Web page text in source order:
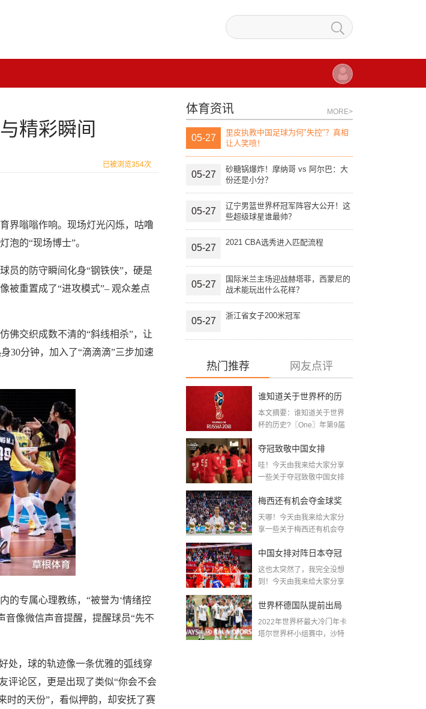
精彩瞬间
已被浏览354次
界嗡嗡作响。现场灯光闪烁，咕噜
泡的“现场博士”。
员的防守瞬间化身“钢铁侠”，硬是
被重置成了“进攻模式”– 观众差点
佛交织成数不清的“斜线相杀”，让
30分钟，加入了“滴滴滴”三步加速
的专属心理教练，“被誉为‘情绪控
音像微信声音提醒，提醒球员“先不
处，球的轨迹像一条优雅的弧线穿
评论区，更是出现了类似“你会不会
时的天份”，看似押韵，却安抚了赛
体育资讯 MORE>
05-27
里皮执教中国足球为何"失控"？真相
让人笑喷！
05-27
砂糖锅爆炸！摩纳哥 vs 阿尔巴：大
份还是小分？
05-27
辽宁男篮世界杯冠军阵容大公开！这
些超级球星谁最帅？
05-27
2021 CBA选秀进入匹配流程
05-27
国际米兰主场迎战赫塔菲，西蒙尼的
战术能玩出什么花样？
05-27
浙江省女子200米冠军
热门推荐 网友点评
谁知道关于世界杯的历
史 「十二月四号世界杯
本文摘要：谁知道关于世界
杯的历史?〖One〗年第9届
夺冠致敬中国女排
〖2020关于电影 夺冠 观
哇！今天由我来给大家分享
一些关于夺冠致敬中国女排
梅西还有机会夺金球奖
〖梅老七什么梗〗
天哪！今天由我来给大家分
享一些关于梅西还有机会夺
中国女排对阵日本夺冠
了吗〖中国女排3 0复仇
这也太突然了，我完全没想
到！今天由我来给大家分享
世界杯德国队提前出局
吗,2018年世界杯德国战
2022年世界杯最大冷门年卡
塔尔世界杯小组赛中，沙特